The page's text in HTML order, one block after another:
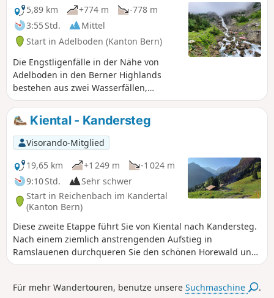
5,89 km
+774 m
-778 m
3:55 Std.
Mittel
Start in Adelboden (Kanton Bern)
Die Engstligenfälle in der Nähe von
Adelboden in den Berner Highlands
bestehen aus zwei Wasserfällen,
Engstligen Fall I und II, mit einer Höhe
von 97 bzw. 165 Metern. Sie wurden in
das Schweizer Inventar der
Landschaften von nationaler Bedeutung
aufgenommen.
Kiental - Kandersteg
Visorando-Mitglied
19,65 km
+1 249 m
-1 024 m
9:10 Std.
Sehr schwer
Start in Reichenbach im Kandertal
(Kanton Bern)
Diese zweite Etappe führt Sie von Kiental nach Kandersteg.
Nach einem ziemlich anstrengenden Aufstieg in
Ramslauenen durchqueren Sie den schönen Horewald und
überblicken das Kandertal. Sie werden immer noch von
profitieren. Sie haben auch einen Tiefblick auf die Züge der
Für mehr Wandertouren, benutze unsereSuchmaschine .